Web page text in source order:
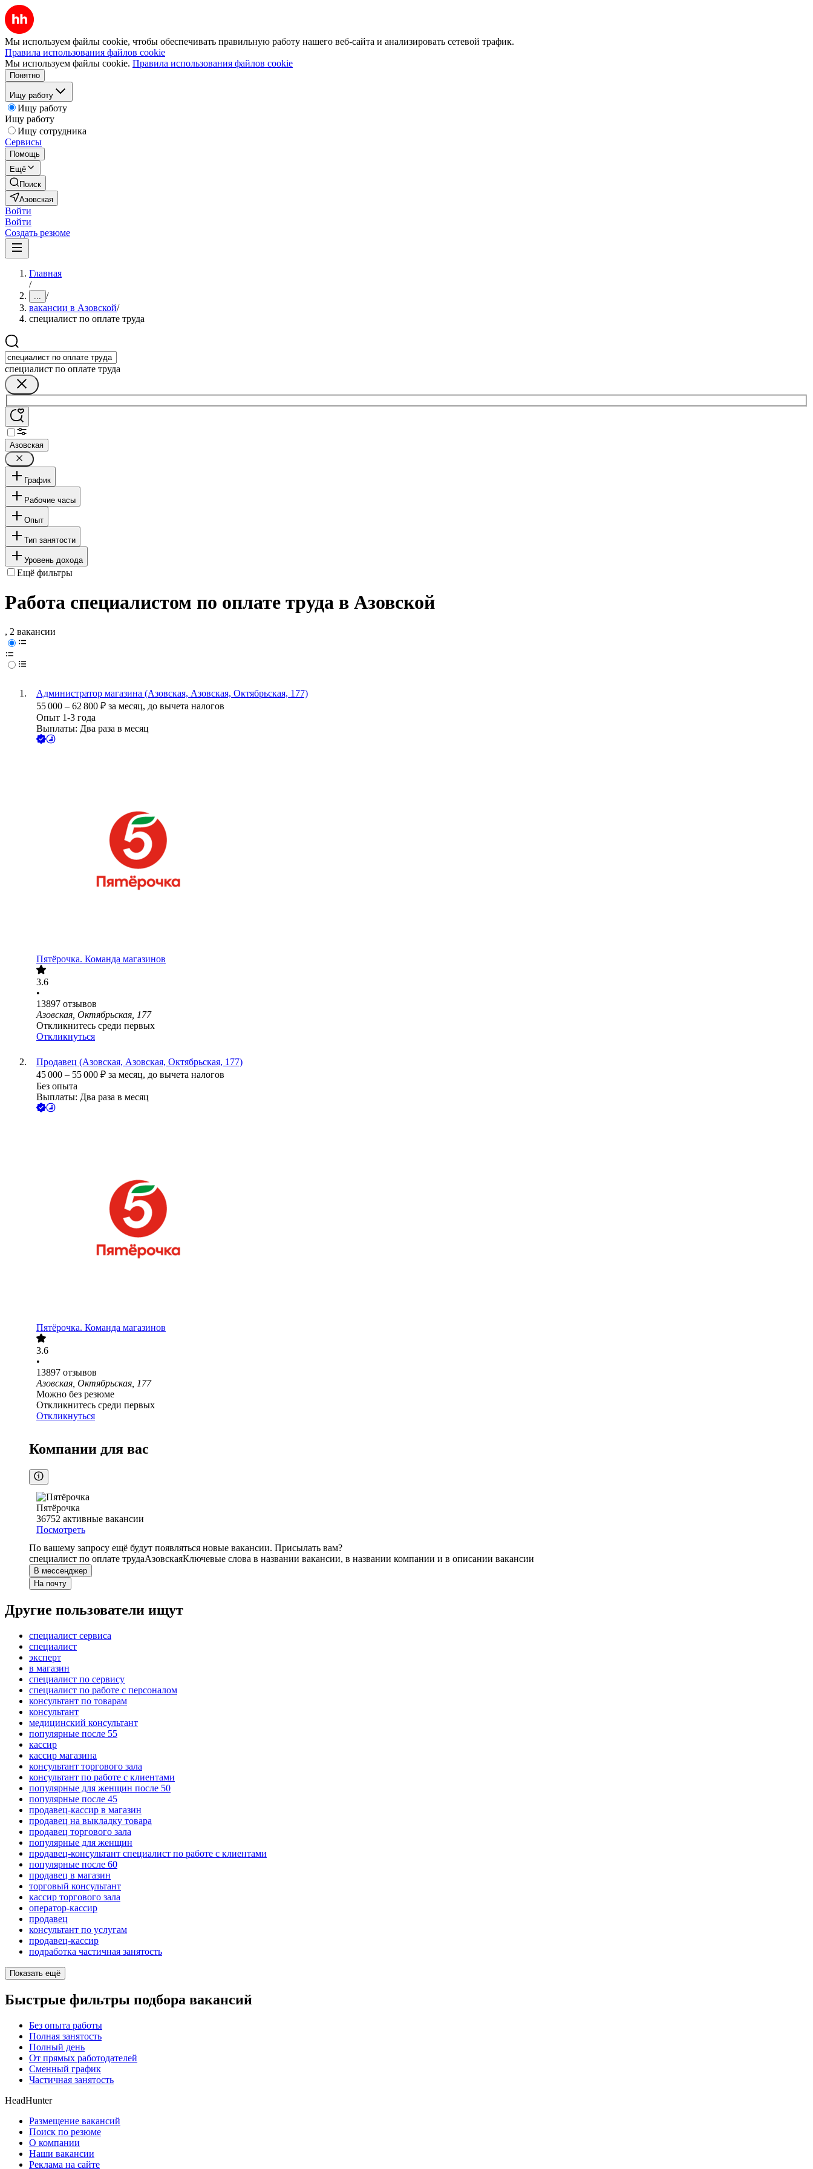
Мы используем файлы cookie, чтобы обеспечивать правильную работу нашего веб-сайта и анализировать сетевой трафик.
Правила использования файлов cookie
Мы используем файлы cookie. Правила использования файлов cookie
Понятно
Ищу работу
Ищу работу
Ищу работу
Ищу сотрудника
Сервисы
Помощь
Ещё
Поиск
Азовская
Войти
Войти
Создать резюме
Главная
/
... /
вакансии в Азовской/
специалист по оплате труда
специалист по оплате труда
Азовская
График
Рабочие часы
Опыт
Тип занятости
Уровень дохода
Ещё фильтры
Работа специалистом по оплате труда в Азовской
, 2 вакансии
Администратор магазина (Азовская, Азовская, Октябрьская, 177)
55 000 – 62 800 ₽ за месяц, до вычета налогов
Опыт 1-3 года
Выплаты: Два раза в месяц
Пятёрочка. Команда магазинов
3.6
•
13897 отзывов
Азовская, Октябрьская, 177
Откликнитесь среди первых
Откликнуться
Продавец (Азовская, Азовская, Октябрьская, 177)
45 000 – 55 000 ₽ за месяц, до вычета налогов
Без опыта
Выплаты: Два раза в месяц
Пятёрочка. Команда магазинов
3.6
•
13897 отзывов
Азовская, Октябрьская, 177
Можно без резюме
Откликнитесь среди первых
Откликнуться
Компании для вас
Пятёрочка
36752 активные вакансии
Посмотреть
По вашему запросу ещё будут появляться новые вакансии. Присылать вам?
специалист по оплате трудаАзовскаяКлючевые слова в названии вакансии, в названии компании и в описании вакансии
В мессенджер
На почту
Другие пользователи ищут
специалист сервиса
специалист
эксперт
в магазин
специалист по сервису
специалист по работе с персоналом
консультант по товарам
консультант
медицинский консультант
популярные после 55
кассир
кассир магазина
консультант торгового зала
консультант по работе с клиентами
популярные для женщин после 50
популярные после 45
продавец-кассир в магазин
продавец на выкладку товара
продавец торгового зала
популярные для женщин
продавец-консультант специалист по работе с клиентами
популярные после 60
продавец в магазин
торговый консультант
кассир торгового зала
оператор-кассир
продавец
консультант по услугам
продавец-кассир
подработка частичная занятость
Показать ещё
Быстрые фильтры подбора вакансий
Без опыта работы
Полная занятость
Полный день
От прямых работодателей
Сменный график
Частичная занятость
HeadHunter
Размещение вакансий
Поиск по резюме
О компании
Наши вакансии
Реклама на сайте